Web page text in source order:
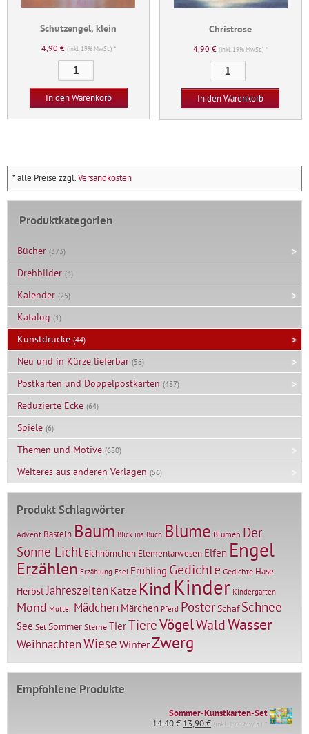
Schutzengel, klein
4,90 € (inkl. 19% MwSt.) *
klein
Menge
In den Warenkorb
Christrose
4,90€ (inkl. 19% MwSt.) *
Menge
In den Warenkorb
* alle Preise zzgl.Versandkosten
Produktkategorien
Bücher (373)
Drehbilder (3)
Kalender (25)
Katalog (1)
Kunstdrucke (44)
Neu und in Kürze lieferbar (56)
Postkarten und Doppelpostkarten (487)
Reduzierte Ecke (64)
Spiele (6)
Themen und Motive (680)
Weiteres aus anderen Verlagen (56)
Produkt Schlagwörter
Advent Basteln Baum Blick ins Buch Blume Blumen Der
Sonne Licht Eichhörnchen Elementarwesen Elfen Engel
Erzählen Erzählung Esel Frühling Gedichte Gedichte Hase
HerbstJahreszeitenKatze KindKinder Kindergarten
Mond Mutter Mädchen Märchen Pferd PosterSchaf Schnee
See Set Sommer Sterne TierTiereVögelWaldWasser
WeihnachtenWiese WinterZwerg
Empfohlene Produkte
Sommer-Kunstkarten-Set
14,40€ Ursprünglicher
13,90€Aktueller
(inkl. 19% MwSt.) *